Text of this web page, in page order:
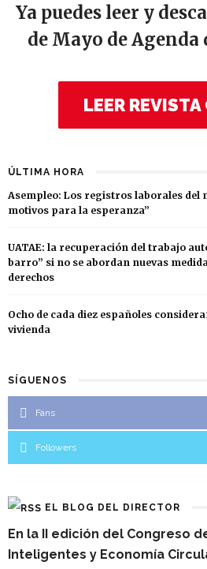
Ya puedes leer y
de Mayo de Agenda
LEER
ÚLTIMA HORA
Asempleo: Los registros laborales del
motivos para la esperanza”
UATAE: la recuperación del trabajo
barro” si no se abordan nuevas
derechos
Ocho de cada diez españoles
vivienda
SÍGUENOS
Fans
Followers
EL BLOG DEL DIRECTOR
En la II edición del Congreso
Inteligentes y Economía